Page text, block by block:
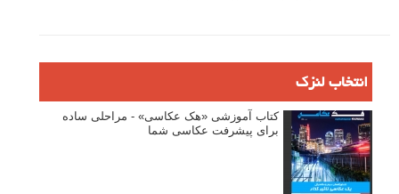
انتخاب لنزک
کتاب آموزشی «هک عکاسی» - مراحلی ساده
برای پیشرفت عکاسی شما